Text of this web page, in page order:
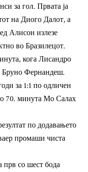
за гол. Првата ја
на Диого Далот, а
Алисон излезе
во Бразилецот.
кога Лисандро
Бруно Фернандеш.
за 1:1 по одличен
70. минута Мо Салах
по додавањето
промаши чиста
прв со шест бода